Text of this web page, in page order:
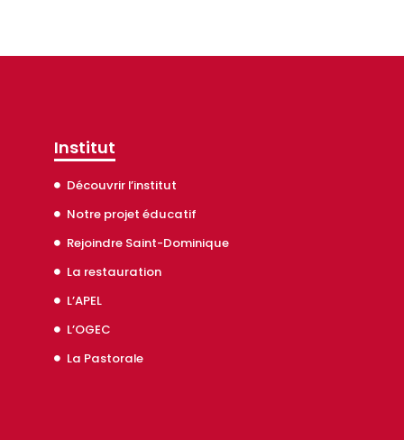
Institut
Découvrir l’institut
Notre projet éducatif
Rejoindre Saint-Dominique
La restauration
L’APEL
L’OGEC
La Pastorale